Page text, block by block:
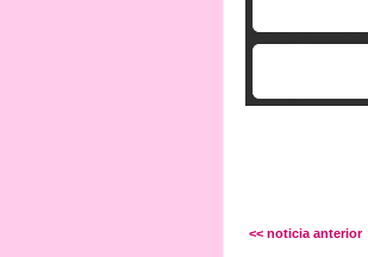
<< noticia anterior